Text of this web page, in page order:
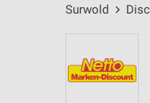
Surwold